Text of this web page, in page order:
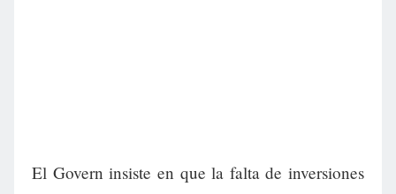
El Govern insiste en que la falta de inversiones